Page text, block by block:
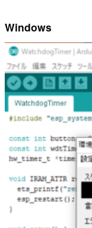
Windows